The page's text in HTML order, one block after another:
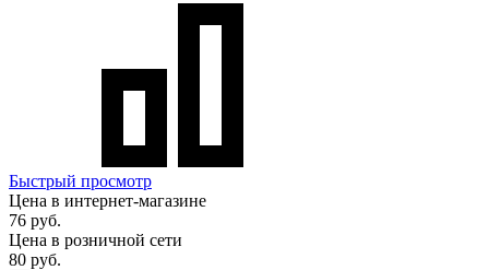
Быстрый просмотр
Цена в интернет-магазине
76 руб.
Цена в розничной сети
80 руб.